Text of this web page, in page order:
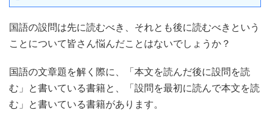
国語の設問は先に読むべき、それとも後に読むべきという
ことについて皆さん悩んだことはないでしょうか？
国語の文章題を解く際に、「本文を読んだ後に設問を読
む」と書いている書籍と、「設問を最初に読んで本文を読
む」と書いている書籍があります。